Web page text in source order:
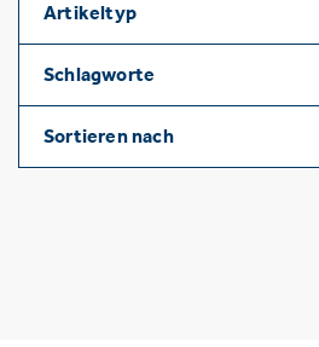
Artikeltyp
Schlagworte
Sortieren nach